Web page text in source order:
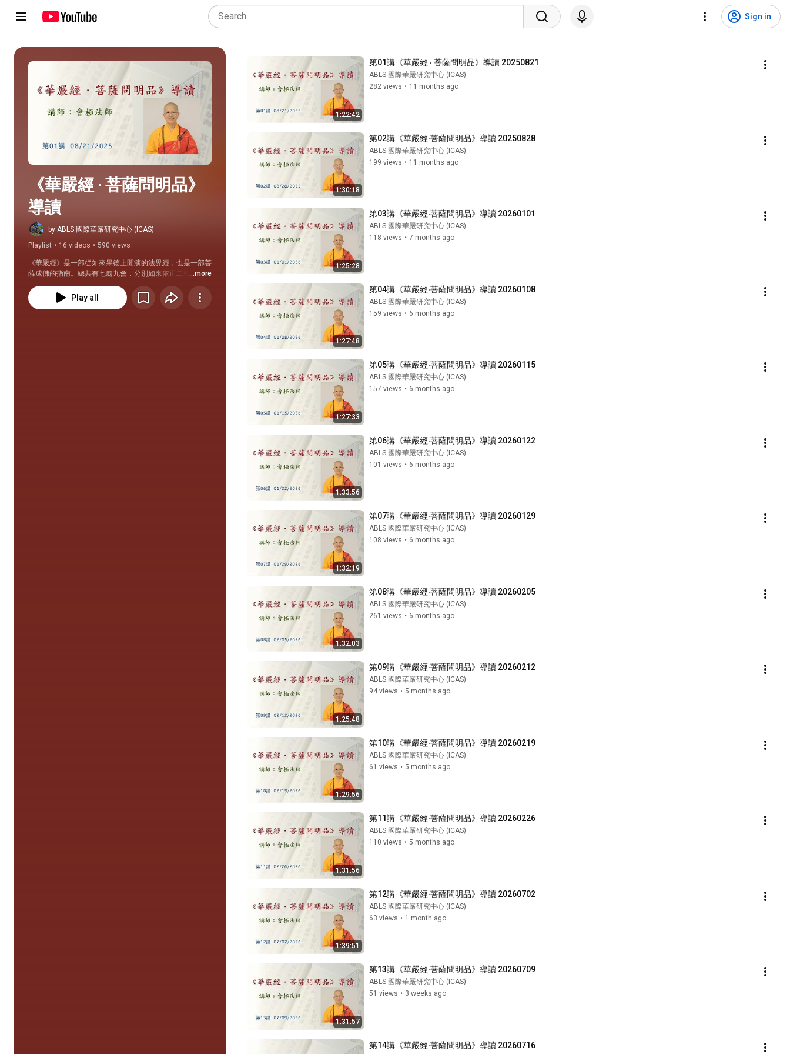
Sign in
《華嚴經 ‧ 菩薩問明品》
導讀
by ABLS 國際華嚴研究中心 (ICAS)
Playlist • 16 videos • 590 views
《華嚴經》是一部從如來果德上開演的法界經，也是一部菩
薩成佛的指南。總共有七處九會，分別如來依正二報和菩薩
的五位行法。 〈菩薩問明品〉是第二會十信法門中的解
門，由文殊菩薩和九位代表信位的菩薩，分別以問答的方
式，流露出佛法中十種甚深的道理，令修行者於信位當中先
...more
Play all
1:22:42
第01講《華嚴經 ‧ 菩薩問明品》導讀 20250821
ABLS 國際華嚴研究中心 (ICAS)
282 views • 11 months ago
1:30:18
第02講《華嚴經‧菩薩問明品》導讀 20250828
ABLS 國際華嚴研究中心 (ICAS)
199 views • 11 months ago
1:25:28
第03講《華嚴經‧菩薩問明品》導讀 20260101
ABLS 國際華嚴研究中心 (ICAS)
118 views • 7 months ago
1:27:48
第04講《華嚴經‧菩薩問明品》導讀 20260108
ABLS 國際華嚴研究中心 (ICAS)
159 views • 6 months ago
1:27:33
第05講《華嚴經‧菩薩問明品》導讀 20260115
ABLS 國際華嚴研究中心 (ICAS)
157 views • 6 months ago
1:33:56
第06講《華嚴經‧菩薩問明品》導讀 20260122
ABLS 國際華嚴研究中心 (ICAS)
101 views • 6 months ago
1:32:19
第07講《華嚴經‧菩薩問明品》導讀 20260129
ABLS 國際華嚴研究中心 (ICAS)
108 views • 6 months ago
1:32:03
第08講《華嚴經‧菩薩問明品》導讀 20260205
ABLS 國際華嚴研究中心 (ICAS)
261 views • 6 months ago
1:25:48
第09講《華嚴經‧菩薩問明品》導讀 20260212
ABLS 國際華嚴研究中心 (ICAS)
94 views • 5 months ago
1:29:56
第10講《華嚴經‧菩薩問明品》導讀 20260219
ABLS 國際華嚴研究中心 (ICAS)
61 views • 5 months ago
1:31:56
第11講《華嚴經‧菩薩問明品》導讀 20260226
ABLS 國際華嚴研究中心 (ICAS)
110 views • 5 months ago
1:39:51
第12講《華嚴經‧菩薩問明品》導讀 20260702
ABLS 國際華嚴研究中心 (ICAS)
63 views • 1 month ago
1:31:57
第13講《華嚴經‧菩薩問明品》導讀 20260709
ABLS 國際華嚴研究中心 (ICAS)
51 views • 3 weeks ago
第14講《華嚴經‧菩薩問明品》導讀 20260716